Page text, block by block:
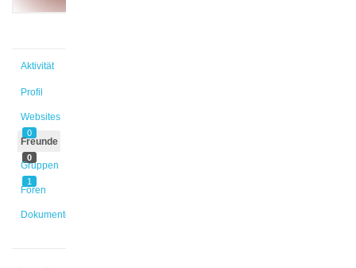
Aktivität
Profil
Websites
0
Freunde
0
Gruppen
1
Foren
Dokumente